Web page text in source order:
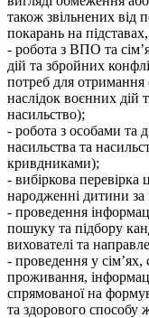
також звільнених від
покарань на
- робота з ВПО та
дій та збройних
потреб для отримання
наслідок воєнних дій
насильство);
- робота з особами та
насильства та
кривдниками);
- вибіркова перевірка
народженні дитини
- проведення
пошуку та підбору
вихователі та
- проведення у сім’ях,
проживання,
спрямованої на
та здорового способу